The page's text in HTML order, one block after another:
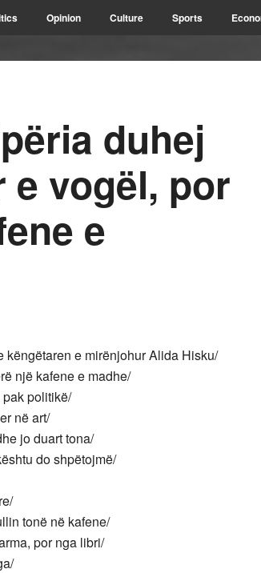
Opinion Culture Sports
duhej
vogël, por
e
këngëtaren e mirënjohur Alida Hisku/
një kafene e madhe/
politikë/
në art/
jo duart tona/
do shpëtojmë/
tonë në kafene/
por nga libri/